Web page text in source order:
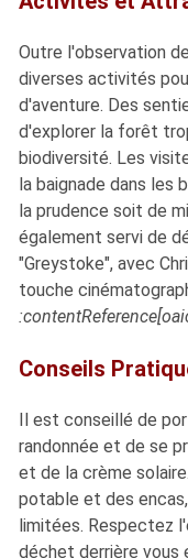
Outre l'observation
diverses activités
d'aventure. Des
d'explorer la forêt
biodiversité. Les
la baignade dans les
la prudence soit de
également servi de
"Greystoke", avec
touche
Conseils
Il est conseillé de
randonnée et de se
et de la crème
potable et des
limitées. Respectez
déchet derrière vous